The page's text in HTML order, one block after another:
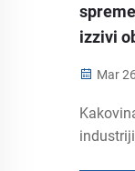
izzivi
Mar